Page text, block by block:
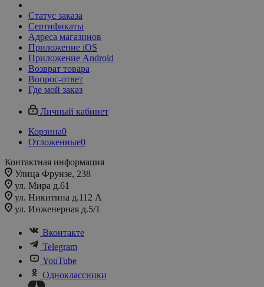
Статус заказа
Сертификаты
Адреса магазинов
Приложение iOS
Приложение Android
Возврат товара
Вопрос-ответ
Где мой заказ
Личный кабинет
Корзина0
Отложенные0
Контактная информация
Улица Фрунзе, 238​
ул. Мира д.61
ул. Никитина д.112 А
ул. Инженерная д.5/1
Вконтакте
Telegram
YouTube
Одноклассники